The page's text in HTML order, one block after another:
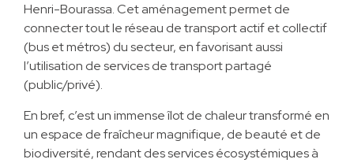
Henri-Bourassa. Cet aménagement permet de
connecter tout le réseau de transport actif et collectif
(bus et métros) du secteur, en favorisant aussi
l’utilisation de services de transport partagé
(public/privé).
En bref, c’est un immense îlot de chaleur transformé en
un espace de fraîcheur magnifique, de beauté et de
biodiversité, rendant des services écosystémiques à